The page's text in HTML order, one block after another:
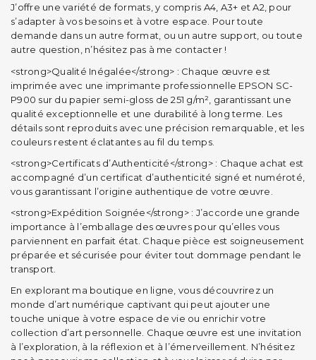
J’offre une variété de formats, y compris A4, A3+ et A2, pour
s’adapter à vos besoins et à votre espace. Pour toute
demande dans un autre format, ou un autre support, ou toute
autre question, n’hésitez pas à me contacter !
<strong>Qualité Inégalée</strong> : Chaque œuvre est
imprimée avec une imprimante professionnelle EPSON SC-
P900 sur du papier semi-gloss de 251 g/m², garantissant une
qualité exceptionnelle et une durabilité à long terme. Les
détails sont reproduits avec une précision remarquable, et les
couleurs restent éclatantes au fil du temps.
<strong>Certificats d’Authenticité</strong> : Chaque achat est
accompagné d’un certificat d’authenticité signé et numéroté,
vous garantissant l’origine authentique de votre œuvre.
<strong>Expédition Soignée</strong> : J’accorde une grande
importance à l’emballage des œuvres pour qu’elles vous
parviennent en parfait état. Chaque pièce est soigneusement
préparée et sécurisée pour éviter tout dommage pendant le
transport.
En explorant ma boutique en ligne, vous découvrirez un
monde d’art numérique captivant qui peut ajouter une
touche unique à votre espace de vie ou enrichir votre
collection d’art personnelle. Chaque œuvre est une invitation
à l’exploration, à la réflexion et à l’émerveillement. N’hésitez